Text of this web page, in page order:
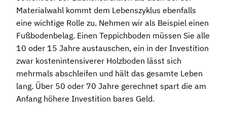
Materialwahl kommt dem Lebenszyklus ebenfalls
eine wichtige Rolle zu. Nehmen wir als Beispiel einen
Fußbodenbelag. Einen Teppichboden müssen Sie alle
10 oder 15 Jahre austauschen, ein in der Investition
zwar kostenintensiverer Holzboden lässt sich
mehrmals abschleifen und hält das gesamte Leben
lang. Über 50 oder 70 Jahre gerechnet spart die am
Anfang höhere Investition bares Geld.